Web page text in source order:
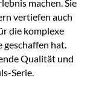
machen. Sie
vertiefen auch
die komplexe
geschaffen hat.
Qualität und
Serie.